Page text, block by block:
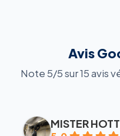
Avis
Note 5/5 sur 15 avis
MISTER